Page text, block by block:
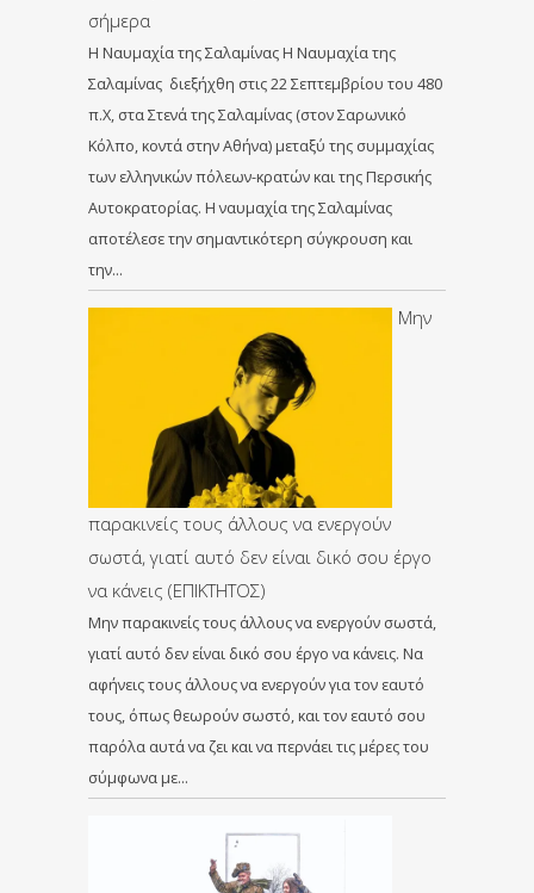
σήμερα
Η Ναυμαχία της Σαλαμίνας Η Ναυμαχία της
Σαλαμίνας διεξήχθη στις 22 Σεπτεμβρίου του 480
π.Χ, στα Στενά της Σαλαμίνας (στον Σαρωνικό
Κόλπο, κοντά στην Αθήνα) μεταξύ της συμμαχίας
των ελληνικών πόλεων-κρατών και της Περσικής
Αυτοκρατορίας. Η ναυμαχία της Σαλαμίνας
αποτέλεσε την σημαντικότερη σύγκρουση και
την…
Μην
παρακινείς τους άλλους να ενεργούν
σωστά, γιατί αυτό δεν είναι δικό σου έργο
να κάνεις (ΕΠΙΚΤΗΤΟΣ)
Μην παρακινείς τους άλλους να ενεργούν σωστά,
γιατί αυτό δεν είναι δικό σου έργο να κάνεις. Να
αφήνεις τους άλλους να ενεργούν για τον εαυτό
τους, όπως θεωρούν σωστό, και τον εαυτό σου
παρόλα αυτά να ζει και να περνάει τις μέρες του
σύμφωνα με…